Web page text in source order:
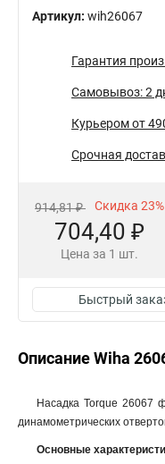
Артикул: wih26067
Гарантия
Самовывоз: 2
Курьером от
Срочная
914,81 ₽ Скидка 23%
704,40 ₽
Цена за 1 шт.
Быстрый
Описание Wiha
Насадка Torque 26067
динамометрических
Основные